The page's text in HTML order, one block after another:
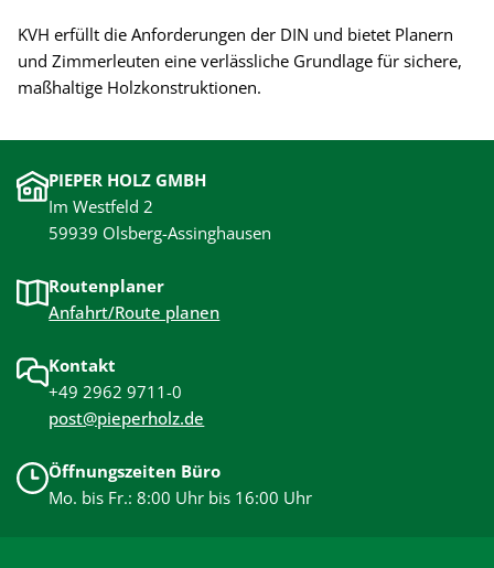
KVH erfüllt die Anforderungen der DIN und bietet Planern
und Zimmerleuten eine verlässliche Grundlage für sichere,
maßhaltige Holzkonstruktionen.
PIEPER HOLZ GMBH
Im Westfeld 2
59939 Olsberg-Assinghausen
Routenplaner
Anfahrt/Route planen
Kontakt
+49 2962 9711-0
post@pieperholz.de
Öffnungszeiten Büro
Mo. bis Fr.: 8:00 Uhr bis 16:00 Uhr